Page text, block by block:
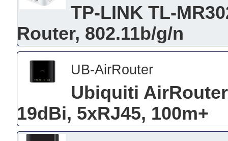
TP-LINK TL-
Router, 802.11b/g/n
UB-AirRouter
Ubiquiti
19dBi, 5xRJ45, 100m+